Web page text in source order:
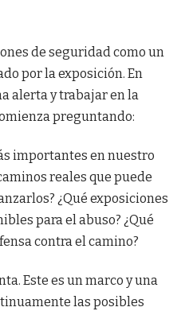
de seguridad como un
por la exposición. En
alerta y trabajar en la
preguntando:
importantes en nuestro
reales que puede
¿Qué exposiciones
para el abuso? ¿Qué
contra el camino?
Este es un marco y una
las posibles